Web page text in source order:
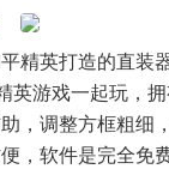
精英打造的直装
英游戏一起玩，
，调整方框粗细
，软件是完全免